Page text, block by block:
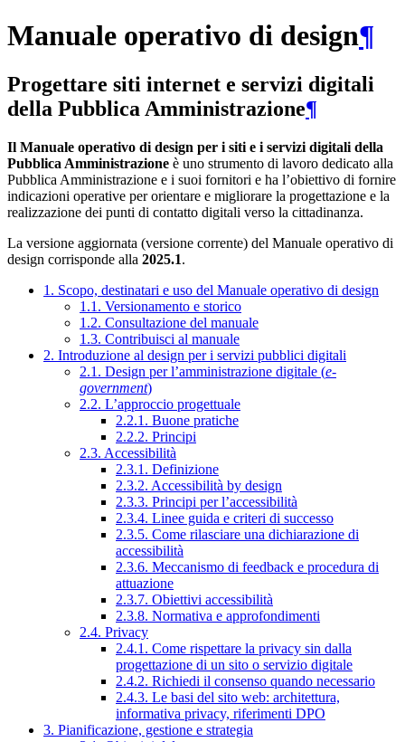
Manuale operativo di design¶
Progettare siti internet e servizi digitali
della Pubblica Amministrazione¶
Il Manuale operativo di design per i siti e i servizi digitali della
Pubblica Amministrazione è uno strumento di lavoro dedicato alla
Pubblica Amministrazione e i suoi fornitori e ha l’obiettivo di fornire
indicazioni operative per orientare e migliorare la progettazione e la
realizzazione dei punti di contatto digitali verso la cittadinanza.
La versione aggiornata (versione corrente) del Manuale operativo di
design corrisponde alla 2025.1.
1. Scopo, destinatari e uso del Manuale operativo di design
1.1. Versionamento e storico
1.2. Consultazione del manuale
1.3. Contribuisci al manuale
2. Introduzione al design per i servizi pubblici digitali
2.1. Design per l’amministrazione digitale (e-
government)
2.2. L’approccio progettuale
2.2.1. Buone pratiche
2.2.2. Principi
2.3. Accessibilità
2.3.1. Definizione
2.3.2. Accessibilità by design
2.3.3. Principi per l’accessibilità
2.3.4. Linee guida e criteri di successo
2.3.5. Come rilasciare una dichiarazione di
accessibilità
2.3.6. Meccanismo di feedback e procedura di
attuazione
2.3.7. Obiettivi accessibilità
2.3.8. Normativa e approfondimenti
2.4. Privacy
2.4.1. Come rispettare la privacy sin dalla
progettazione di un sito o servizio digitale
2.4.2. Richiedi il consenso quando necessario
2.4.3. Le basi del sito web: architettura,
informativa privacy, riferimenti DPO
3. Pianificazione, gestione e strategia